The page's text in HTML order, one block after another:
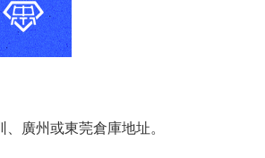
廣州或東莞倉庫地址。